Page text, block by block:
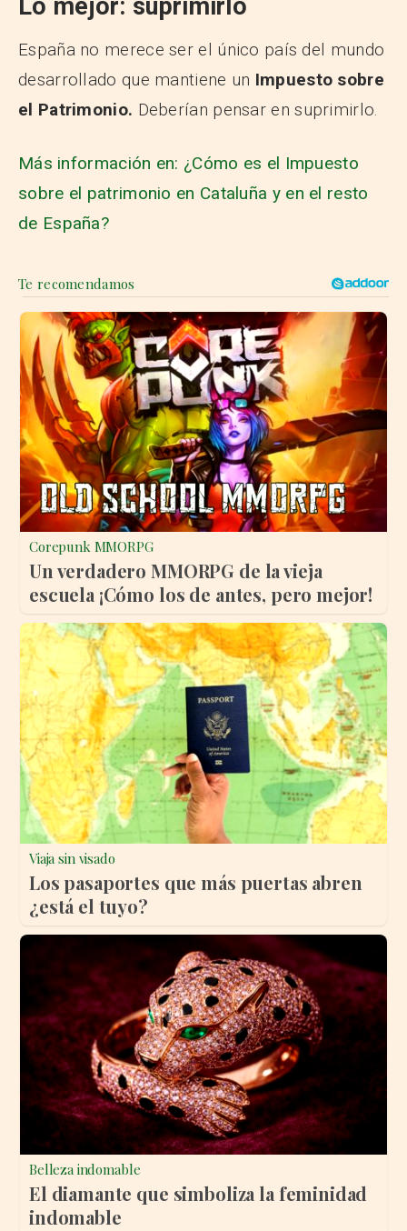
Lo mejor: suprimirlo
España no merece ser el único país del mundo
desarrollado que mantiene un Impuesto sobre
el Patrimonio. Deberían pensar en suprimirlo.
Más información en: ¿Cómo es el Impuesto
sobre el patrimonio en Cataluña y en el resto
de España?
Corepunk MMORPG
Un verdadero MMORPG de la vieja
escuela ¡Cómo los de antes, pero mejor!
Viaja sin visado
Los pasaportes que más puertas abren
¿está el tuyo?
Belleza indomable
El diamante que simboliza la feminidad
indomable